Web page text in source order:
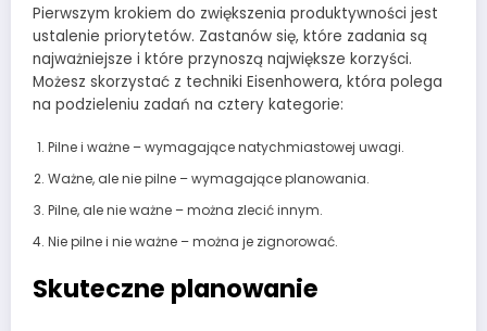
Pierwszym krokiem do zwiększenia produktywności jest
ustalenie priorytetów. Zastanów się, które zadania są
najważniejsze i które przynoszą największe korzyści.
Możesz skorzystać z techniki Eisenhowera, która polega
na podzieleniu zadań na cztery kategorie:
Pilne i ważne – wymagające natychmiastowej uwagi.
Ważne, ale nie pilne – wymagające planowania.
Pilne, ale nie ważne – można zlecić innym.
Nie pilne i nie ważne – można je zignorować.
Skuteczne planowanie